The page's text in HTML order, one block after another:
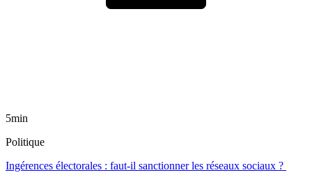
5min
Politique
Ingérences électorales : faut-il sanctionner les réseaux sociaux ?